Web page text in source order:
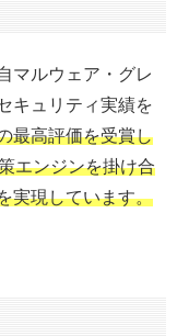
マルウェア・グレ
キュリティ実績を
最高評価を受賞し
エンジンを掛け合
実現しています。